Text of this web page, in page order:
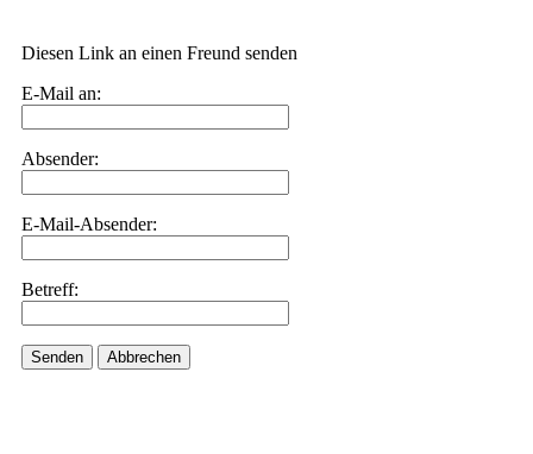
Diesen Link an einen Freund senden
E-Mail an:
Absender:
E-Mail-Absender:
Betreff:
Senden Abbrechen